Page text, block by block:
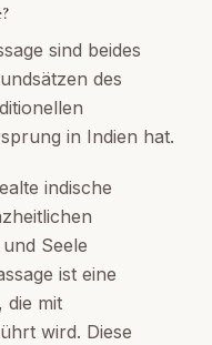
sind beides
des
in Indien hat.
indische
Seele
ist eine
die mit
wird. Diese